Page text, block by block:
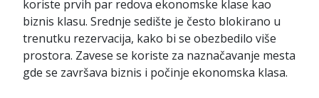
koriste prvih par redova ekonomske klase kao
biznis klasu. Srednje sedište je često blokirano u
trenutku rezervacija, kako bi se obezbedilo više
prostora. Zavese se koriste za naznačavanje mesta
gde se završava biznis i počinje ekonomska klasa.